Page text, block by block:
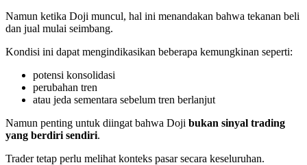
Namun ketika Doji muncul, hal ini menandakan bahwa tekanan beli
dan jual mulai seimbang.
Kondisi ini dapat mengindikasikan beberapa kemungkinan seperti:
potensi konsolidasi
perubahan tren
atau jeda sementara sebelum tren berlanjut
Namun penting untuk diingat bahwa Doji bukan sinyal trading
yang berdiri sendiri.
Trader tetap perlu melihat konteks pasar secara keseluruhan.